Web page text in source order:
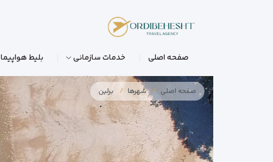
صفحه اصلی خدمات سازمانی بلیط هواپیما
صفحه اصلی شهرها برلین